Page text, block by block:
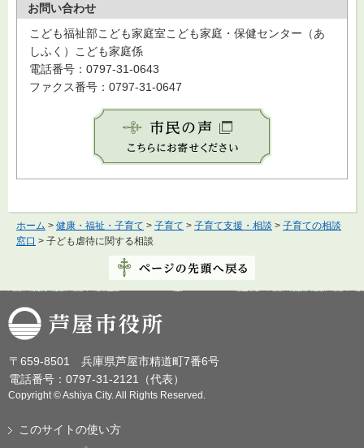
お問い合わせ
こども福祉部こども家庭室こども家庭・保健センター（あ
しふく）こども家庭係
電話番号：0797-31-0643
ファクス番号：0797-31-0647
ホーム > 健康・福祉・子育て > 子育て > 子育て支援・相談 > 子育ての相談
窓口 > 子ども虐待に関する相談
芦屋市役所
〒659-8501 兵庫県芦屋市精道町7番6号
電話番号：0797-31-2121（代表）
Copyright © Ashiya City. All Rights Reserved.
このサイトの使い方